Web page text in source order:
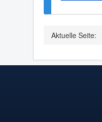
Aktuelle Seite: